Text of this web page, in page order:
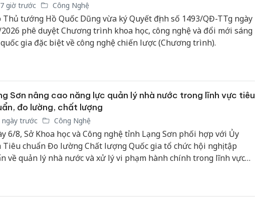
giờ trước Công Nghệ
Thủ tướng Hồ Quốc Dũng vừa ký Quyết định số 1493/QĐ-TTg ngày
phê duyệt Chương trình khoa học, công nghệ và đổi mới sáng
gia đặc biệt về công nghệ chiến lược (Chương trình).
Sơn nâng cao năng lực quản lý nhà nước trong lĩnh vực tiêu
đo lường, chất lượng
ngày trước Công Nghệ
6/8, Sở Khoa học và Công nghệ tỉnh Lạng Sơn phối hợp với Ủy
Tiêu chuẩn Đo lường Chất lượng Quốc gia tổ chức hội nghị tập
về quản lý nhà nước và xử lý vi phạm hành chính trong lĩnh vực
và các đơn vị sự nghiệp có liên quan trên địa bàn tỉnh.